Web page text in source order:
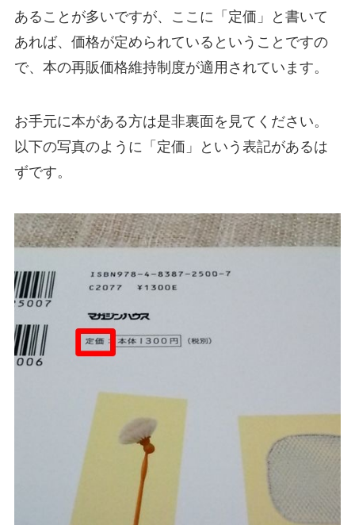
あることが多いですが、ここに「定価」と書いて
あれば、価格が定められているということですの
で、本の再販価格維持制度が適用されています。
お手元に本がある方は是非裏面を見てください。
以下の写真のように「定価」という表記があるは
ずです。